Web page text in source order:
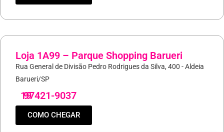
Loja 1A99 – Parque Shopping Barueri
Rua General de Divisão Pedro Rodrigues da Silva, 400 - Aldeia
Barueri/SP
19
97421-9037
COMO CHEGAR